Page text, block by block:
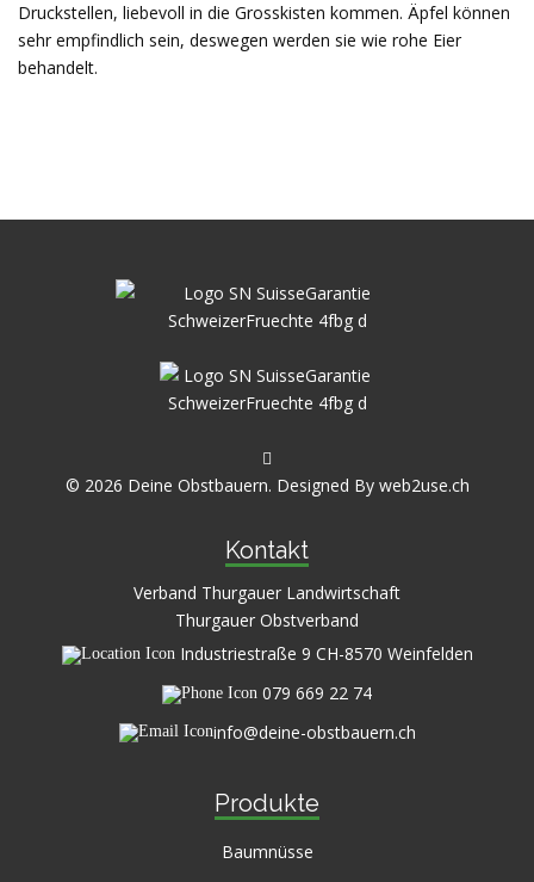
Druckstellen, liebevoll in die Grosskisten kommen. Äpfel können
sehr empfindlich sein, deswegen werden sie wie rohe Eier
behandelt.
© 2026 Deine Obstbauern. Designed By web2use.ch
Kontakt
Verband Thurgauer Landwirtschaft
Thurgauer Obstverband
Industriestraße 9 CH-8570 Weinfelden
079 669 22 74
info@deine-obstbauern.ch
Produkte
Baumnüsse